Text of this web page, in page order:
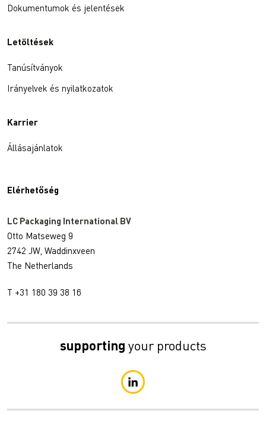
Dokumentumok és jelentések
Letöltések
Tanúsítványok
Irányelvek és nyilatkozatok
Karrier
Állásajánlatok
Elérhetőség
LC Packaging International BV
Otto Matseweg 9
2742 JW, Waddinxveen
The Netherlands
T +31 180 39 38 16
supporting your products